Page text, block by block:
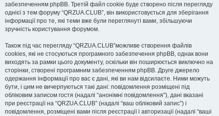
забезпеченням phpBB. Третій файл cookie буде створено після перегляду
однієї з тем форуму “QRZUA.CLUB”, він використовується для зберігання
інформації про те, які теми вже були переглянуті вами, збільшуючи
зручність користування форумом.
Також під час перегляду “QRZUA.CLUB”можливе створення файлів
cookies, які не стосуються програмного забезпечення phpBB, однак вони
виходять за рамки цього документу, оскільки він поширюється виключно на
сторінки, створені програмним забезпеченням phpBB. Друге джерело
одержання інформації про вас є дані, які ви нам відсилаєте. Ними можуть
бути, і цим не вичерпуються такі дані: повідомлення розміщені під
обліковим записом гостя (надалі “анонімні повідомлення”), дані вказані
при реєстрації на “QRZUA.CLUB” (надалі “ваш обліковий запис”) і
повідомлення, розміщені вами після реєстрації і авторизації (надалі “ваші